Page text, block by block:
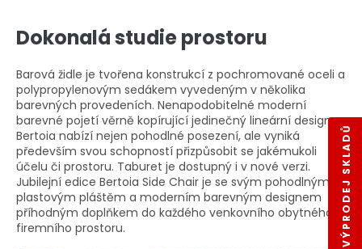
Dokonalá studie prostoru
Barová židle je tvořena konstrukcí z pochromované oceli a
polypropylenovým sedákem vyvedeným v několika
barevných provedeních. Nenapodobitelné moderní
barevné pojetí věrně kopírující jedinečný lineární design.
Bertoia nabízí nejen pohodlné posezení, ale vyniká
především svou schopností přizpůsobit se jakémukoli
účelu či prostoru. Taburet je dostupný i v nové verzi.
Jubilejní edice Bertoia Side Chair je se svým pohodlným
plastovým pláštěm a moderním barevným designem
příhodným doplňkem do každého venkovního obytného i
firemního prostoru.
VÝPRODEJ SKLADŮ